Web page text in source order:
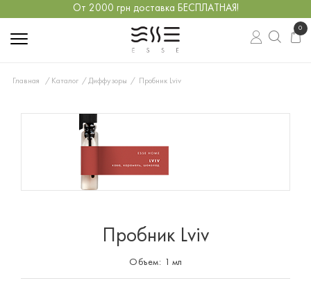
От 2000 грн доставка БЕСПЛАТНАЯ!
0
Главная Каталог Диффузоры Пробник Lviv
Пробник Lviv
Объем: 1 мл